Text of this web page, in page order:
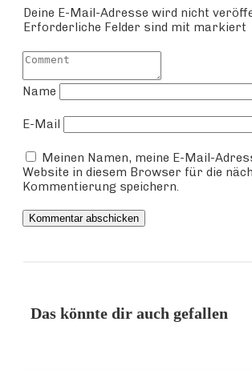
Deine E-Mail-Adresse wird nicht
Erforderliche Felder sind mit markiert
Name
E-Mail
Meinen Namen, meine E-Mail-
Website in diesem Browser für die
Kommentierung speichern.
Kommentar abschicken
Das könnte dir auch gefallen